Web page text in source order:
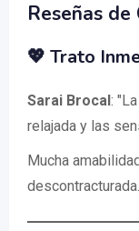
Reseñas
💖 Trato
Sarai Brocal:
relajada y las
Mucha
descontracturada."